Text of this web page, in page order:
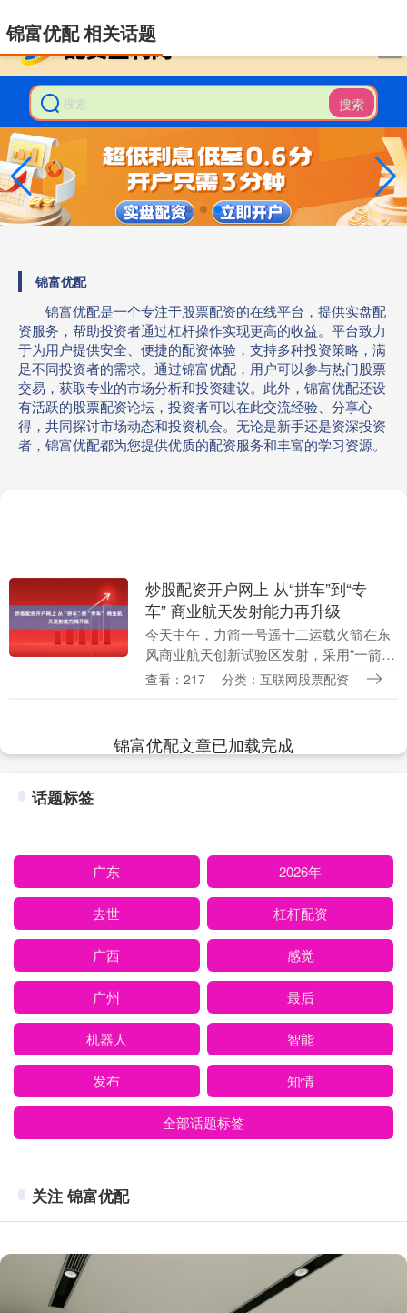
搜索
锦富优配
锦富优配是一个专注于股票配资的在线平台，提供实盘配
资服务，帮助投资者通过杠杆操作实现更高的收益。平台致力
于为用户提供安全、便捷的配资体验，支持多种投资策略，满
足不同投资者的需求。通过锦富优配，用户可以参与热门股票
交易，获取专业的市场分析和投资建议。此外，锦富优配还设
有活跃的股票配资论坛，投资者可以在此交流经验、分享心
得，共同探讨市场动态和投资机会。无论是新手还是资深投资
者，锦富优配都为您提供优质的配资服务和丰富的学习资源。
锦富优配 相关话题
炒股配资开户网上 从“拼车”到“专
车” 商业航天发射能力再升级
今天中午，力箭一号遥十二运载火箭在东
风商业航天创新试验区发射，采用“一箭8
星”的方式，将8颗卫星精准送入预定轨
查看：217 分类：互联网股票配资
锦富优配文章已加载完成
话题标签
广东 2026年
去世 杠杆配资
广西 感觉
广州 最后
机器人 智能
发布 知情
全部话题标签
关注 锦富优配